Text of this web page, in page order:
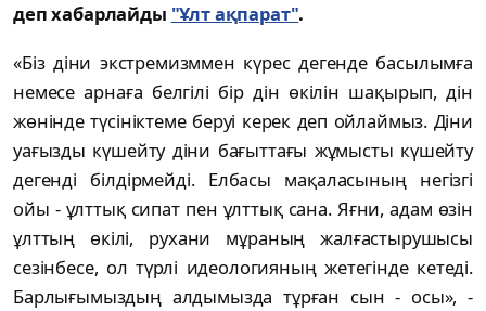
деп хабарлайды "Ұлт ақпарат".
«Біз діни экстремизммен күрес дегенде басылымға
немесе арнаға белгілі бір дін өкілін шақырып, дін
жөнінде түсініктеме беруі керек деп ойлаймыз. Діни
уағызды күшейту діни бағыттағы жұмысты күшейту
дегенді білдірмейді. Елбасы мақаласының негізгі
ойы - ұлттық сипат пен ұлттық сана. Яғни, адам өзін
ұлттың өкілі, рухани мұраның жалғастырушысы
сезінбесе, ол түрлі идеологияның жетегінде кетеді.
Барлығымыздың алдымызда тұрған сын - осы», -